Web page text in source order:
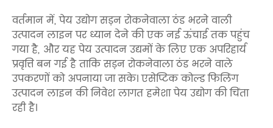
वर्तमान में, पेय उद्योग सड़न रोकनेवाला ठंड भरने वाली
उत्पादन लाइन पर ध्यान देने की एक नई ऊंचाई तक पहुंच
गया है, और यह पेय उत्पादन उद्यमों के लिए एक अपरिहार्य
प्रवृत्ति बन गई है ताकि सड़न रोकनेवाला ठंड भरने वाले
उपकरणों को अपनाया जा सके। एसेप्टिक कोल्ड फिलिंग
उत्पादन लाइन की निवेश लागत हमेशा पेय उद्योग की चिंता
रही है।